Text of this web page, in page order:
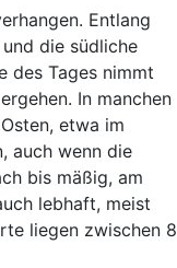
Entlang
die südliche
des Tages nimmt
In manchen
etwa im
auch wenn die
bis mäßig, am
lebhaft, meist
liegen zwischen 8